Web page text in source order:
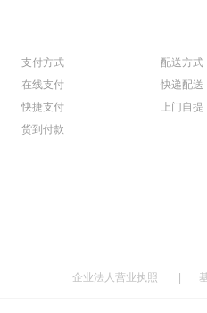
支付方式
在线支付
快捷支付
货到付款
配送方式
快递配送
上门自提
企业法人营业执照